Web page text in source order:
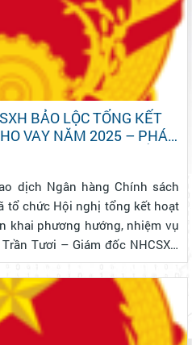
BẢO LỘC TỔNG KẾT
VAY NĂM 2025 – PHÁT
CHÍNH SÁCH SAU SẮP
dịch Ngân hàng Chính sách
tổ chức Hội nghị tổng kết hoạt
khai phương hướng, nhiệm vụ
Tươi – Giám đốc NHCSXH
có Lãnh đạo Mặt trận Tổ quốc